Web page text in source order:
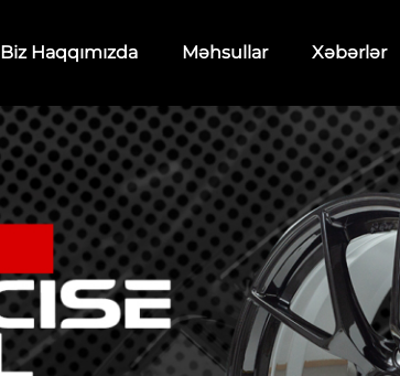
Biz Haqqımızda Məhsullar Xəbərlər